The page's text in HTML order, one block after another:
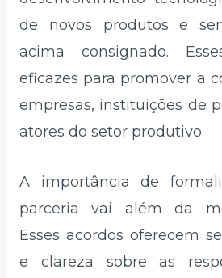
de novos produtos e
acima consignado.
eficazes para promover a
empresas, instituições de
atores do setor produtivo.
A importância de
parceria vai além da
Esses acordos oferecem
e clareza sobre as